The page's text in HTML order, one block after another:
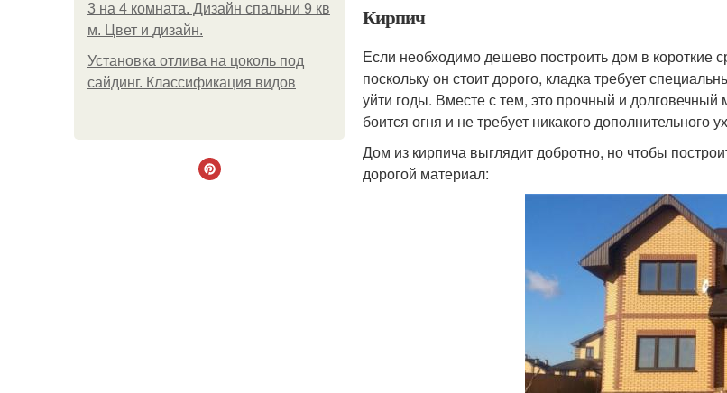
3 на 4 комната. Дизайн спальни 9 кв
м. Цвет и дизайн.
Установка отлива на цоколь под
сайдинг. Классификация видов
Кирпич
Если необходимо дешево построить дом в короткие
поскольку он стоит дорого, кладка требует
уйти годы. Вместе с тем, это прочный и
боится огня и не требует никакого дополнительного
Дом из кирпича выглядит добротно, но чтобы
дорогой материал: